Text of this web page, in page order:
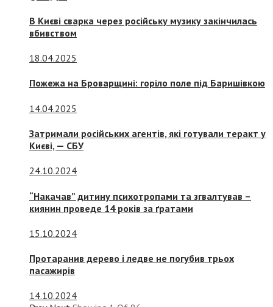
В Києві сварка через російську музику закінчилась
вбивством
18.04.2025
Пожежа на Броварщині: горіло поле під Баришівкою
14.04.2025
Затримали російських агентів, які готували теракт у
Києві, — СБУ
24.10.2024
“Накачав” дитину психотропами та згвалтував –
киянин проведе 14 років за ґратами
15.10.2024
Протаранив дерево і ледве не погубив трьох
пасажирів
14.10.2024